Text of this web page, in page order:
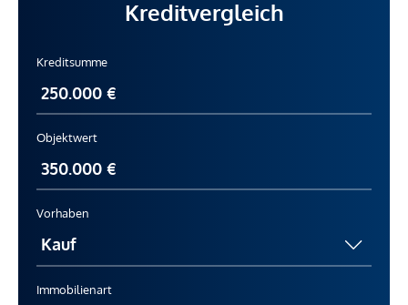
Kreditvergleich
Kreditsumme
Objektwert
Vorhaben
Immobilienart